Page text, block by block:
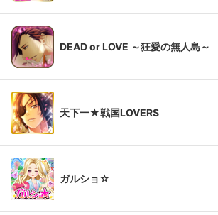
DEAD or LOVE ～狂愛の無人島～
天下一★戦国LOVERS
ガルショ☆